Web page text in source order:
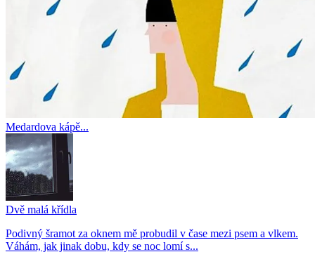
Medardova kápě...
Dvě malá křídla
Podivný šramot za oknem mě probudil v čase mezi psem a vlkem.
Váhám, jak jinak dobu, kdy se noc lomí s...